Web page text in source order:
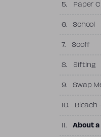
5. Paper
6. School
7. Scoff
8. Sifting
9. Swap
10. Bleach
11. About a